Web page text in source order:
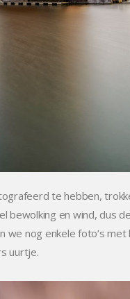
te hebben,
bewolking en wind, dus
we nog enkele foto’s
uurtje.